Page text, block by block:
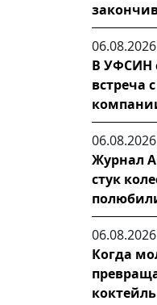
06.08.2026
В УФСИН
встреча
06.08.2026
Журнал
стук
06.08.2026
Когда
коктейль